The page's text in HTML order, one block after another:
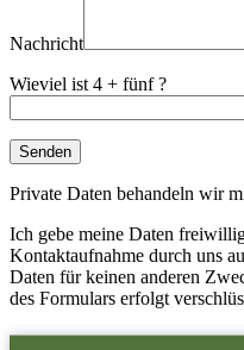
Nachricht
Wieviel ist 4 + fünf ?
Private Daten behandeln wir
Ich gebe meine Daten
Kontaktaufnahme durch uns
Daten für keinen anderen
des Formulars erfolgt